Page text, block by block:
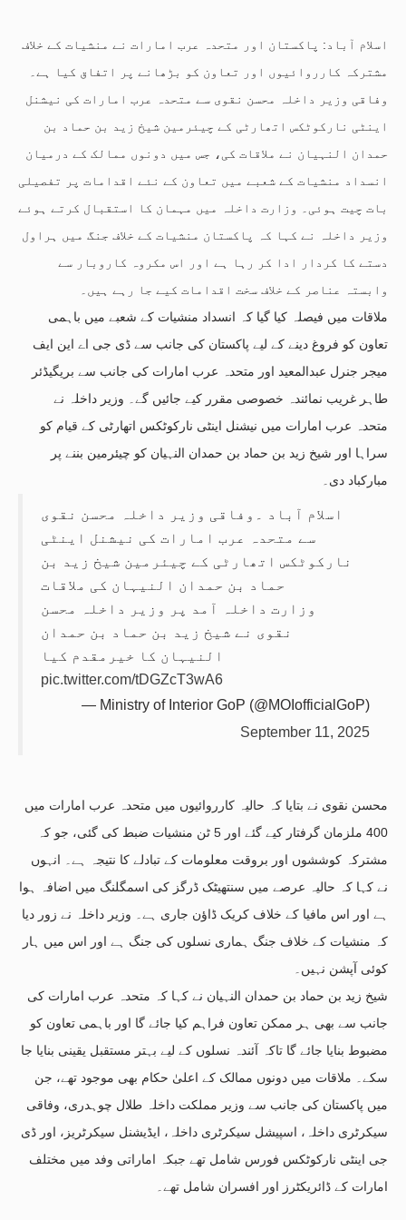
اسلام آباد: پاکستان اور متحدہ عرب امارات نے منشیات کے خلاف
مشترکہ کارروائیوں اور تعاون کو بڑھانے پر اتفاق کیا ہے۔
وفاقی وزیر داخلہ محسن نقوی سے متحدہ عرب امارات کی نیشنل
اینٹی نارکوٹکس اتھارٹی کے چیئرمین شیخ زید بن حماد بن
حمدان النہیان نے ملاقات کی، جس میں دونوں ممالک کے درمیان
انسداد منشیات کے شعبے میں تعاون کے نئے اقدامات پر تفصیلی
بات چیت ہوئی۔ وزارت داخلہ میں مہمان کا استقبال کرتے ہوئے
وزیر داخلہ نے کہا کہ پاکستان منشیات کے خلاف جنگ میں ہراول
دستے کا کردار ادا کر رہا ہے اور اس مکروہ کاروبار سے
وابستہ عناصر کے خلاف سخت اقدامات کیے جا رہے ہیں۔
ملاقات میں فیصلہ کیا گیا کہ انسداد منشیات کے شعبے میں باہمی
تعاون کو فروغ دینے کے لیے پاکستان کی جانب سے ڈی جی اے این ایف
میجر جنرل عبدالمعید اور متحدہ عرب امارات کی جانب سے بریگیڈئر
طاہر غریب نمائندہ خصوصی مقرر کیے جائیں گے۔ وزیر داخلہ نے
متحدہ عرب امارات میں نیشنل اینٹی نارکوٹکس اتھارٹی کے قیام کو
سراہا اور شیخ زید بن حماد بن حمدان النہیان کو چیئرمین بننے پر
مبارکباد دی۔
اسلام آباد ۔وفاقی وزیر داخلہ محسن نقوی
سے متحدہ عرب امارات کی نیشنل اینٹی
نارکوٹکس اتھارٹی کے چیئرمین شیخ زید بن
حماد بن حمدان النیہان کی ملاقات
وزارت داخلہ آمد پر وزیر داخلہ محسن
نقوی نے شیخ زید بن حماد بن حمدان
النیہان کا خیرمقدم کیا
pic.twitter.com/tDGZcT3wA6
— Ministry of Interior GoP (@MOIofficialGoP)
September 11, 2025
محسن نقوی نے بتایا کہ حالیہ کارروائیوں میں متحدہ عرب امارات میں
400 ملزمان گرفتار کیے گئے اور 5 ٹن منشیات ضبط کی گئی، جو کہ
مشترکہ کوششوں اور بروقت معلومات کے تبادلے کا نتیجہ ہے۔ انہوں
نے کہا کہ حالیہ عرصے میں سنتھیٹک ڈرگز کی اسمگلنگ میں اضافہ ہوا
ہے اور اس مافیا کے خلاف کریک ڈاؤن جاری ہے۔ وزیر داخلہ نے زور دیا
کہ منشیات کے خلاف جنگ ہماری نسلوں کی جنگ ہے اور اس میں ہار
کوئی آپشن نہیں۔
شیخ زید بن حماد بن حمدان النہیان نے کہا کہ متحدہ عرب امارات کی
جانب سے بھی ہر ممکن تعاون فراہم کیا جائے گا اور باہمی تعاون کو
مضبوط بنایا جائے گا تاکہ آئندہ نسلوں کے لیے بہتر مستقبل یقینی بنایا جا
سکے۔ ملاقات میں دونوں ممالک کے اعلیٰ حکام بھی موجود تھے، جن
میں پاکستان کی جانب سے وزیر مملکت داخلہ طلال چوہدری، وفاقی
سیکرٹری داخلہ، اسپیشل سیکرٹری داخلہ، ایڈیشنل سیکرٹریز، اور ڈی
جی اینٹی نارکوٹکس فورس شامل تھے جبکہ اماراتی وفد میں مختلف
امارات کے ڈائریکٹرز اور افسران شامل تھے۔